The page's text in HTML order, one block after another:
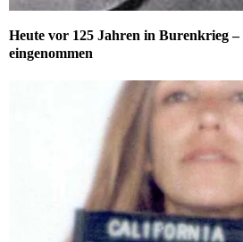
Heute vor 125 Jahren in Burenkrieg
eingenommen